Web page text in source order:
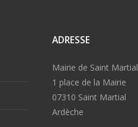
ADRESSE
Mairie de Saint Martial
1 place de la Mairie
07310 Saint Martial
Ardèche